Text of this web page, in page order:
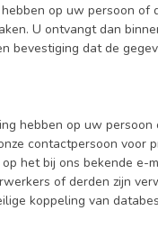
op uw persoon of
U ontvangt dan
bevestiging dat de
hebben op uw
contactpersoon voor
het bij ons bekende e-
of derden zijn
koppeling van